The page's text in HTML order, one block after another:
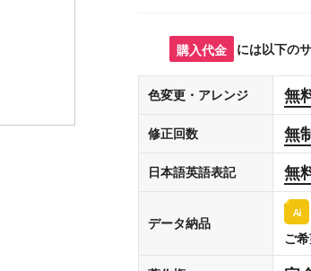
購入代金 には以下の
色変更・アレンジ 無
修正回数 無
日本語英語表記 無
データ納品
ご